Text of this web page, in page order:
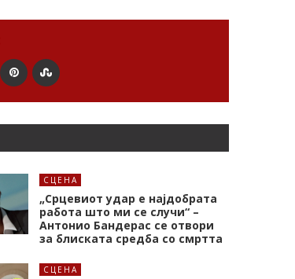
СЦЕНА
„Срцевиот удар е најдобрата
работа што ми се случи“ –
Антонио Бандерас се отвори
за блиската средба со смртта
СЦЕНА